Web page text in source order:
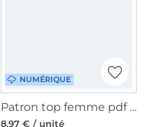
NUMÉRIQUE
Patron top femme pdf Dorio drei eM's, en allemand
8,97 € / unité